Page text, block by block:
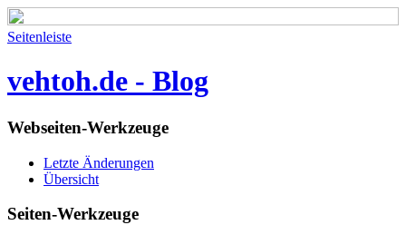
Seitenleiste
vehtoh.de - Blog
Webseiten-Werkzeuge
Letzte Änderungen
Übersicht
Seiten-Werkzeuge